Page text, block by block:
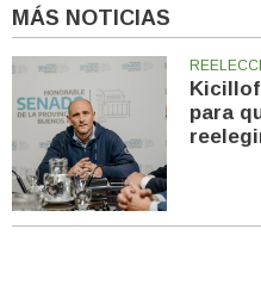
MÁS NOTICIAS
para